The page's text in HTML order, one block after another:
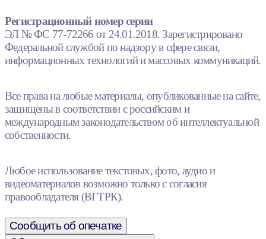
Регистрационный номер серии
ЭЛ № ФС 77-72266 от 24.01.2018. Зарегистрировано
Федеральной службой по надзору в сфере связи,
информационных технологий и массовых коммуникаций.
Все права на любые материалы, опубликованные на сайте,
защищены в соответствии с российским и
международным законодательством об интеллектуальной
собственности.
Любое использование текстовых, фото, аудио и
видеоматериалов возможно только с согласия
правообладателя (ВГТРК).
Сообщить об опечатке